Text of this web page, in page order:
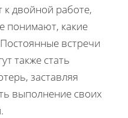
двойной работе,
понимают, какие
встречи
также стать
заставляя
выполнение своих